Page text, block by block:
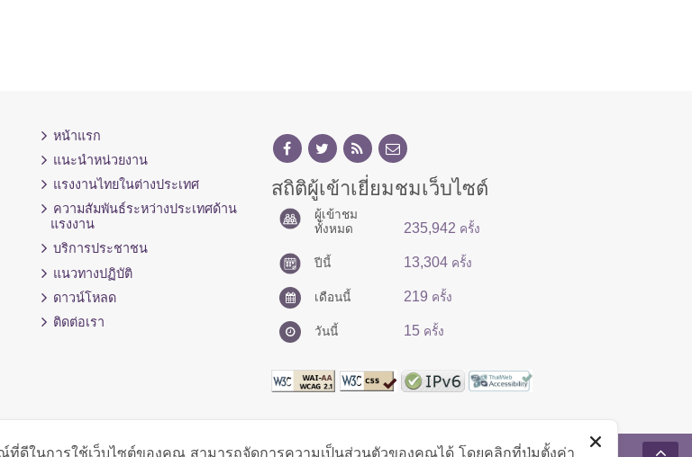
หน้าแรก
แนะนำหน่วยงาน
แรงงานไทยในต่างประเทศ
ความสัมพันธ์ระหว่างประเทศด้าน
แรงงาน
บริการประชาชน
แนวทางปฏิบัติ
ดาวน์โหลด
ติดต่อเรา
สถิติผู้เข้าเยี่ยมชมเว็บไซต์
ผู้เข้าชม
ทั้งหมด
235,942 ครั้ง
ปีนี้ 13,304 ครั้ง
เดือนนี้ 219 ครั้ง
วันนี้ 15 ครั้ง
ดีในการใช้เว็บไซต์ของคุณ สามารถจัดการความเป็นส่วนตัวของคุณได้ โดยคลิกที่ปุ่มตั้งค่า